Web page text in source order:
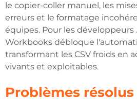
le copier-coller manuel, les
erreurs et le formatage
équipes. Pour les développeurs
Workbooks débloque
transformant les CSV froids en
vivants et exploitables.
Problèmes résolus